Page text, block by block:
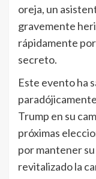
oreja, un
gravemente
rápidamente
secreto.
Este evento ha
Trump en su
próximas
por mantener
revitalizado la